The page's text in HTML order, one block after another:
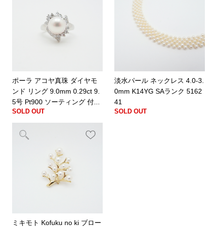
ポーラ アコヤ真珠 ダイヤモ
ンド リング 9.0mm 0.29ct 9.
5号 Pt900 ソーティング 付...
SOLD OUT
淡水パール ネックレス 4.0-3.
0mm K14YG SAランク 5162
41
SOLD OUT
ミキモト Kofuku no ki ブロー